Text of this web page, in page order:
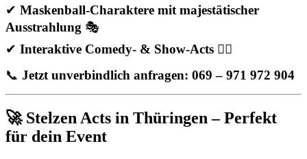
✔ Maskenball-Charaktere mit majestätischer
Ausstrahlung 🎭
✔ Interaktive Comedy- & Show-Acts 🤹‍♂️
📞 Jetzt unverbindlich anfragen: 069 – 971 972 904
🚀 Stelzen Acts in Thüringen – Perfekt
für dein Event